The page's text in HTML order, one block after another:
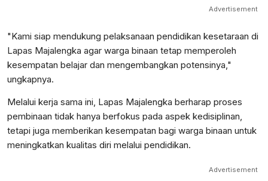
Advertisement
"Kami siap mendukung pelaksanaan pendidikan kesetaraan di
Lapas Majalengka agar warga binaan tetap memperoleh
kesempatan belajar dan mengembangkan potensinya,"
ungkapnya.
Melalui kerja sama ini, Lapas Majalengka berharap proses
pembinaan tidak hanya berfokus pada aspek kedisiplinan,
tetapi juga memberikan kesempatan bagi warga binaan untuk
meningkatkan kualitas diri melalui pendidikan.
Advertisement